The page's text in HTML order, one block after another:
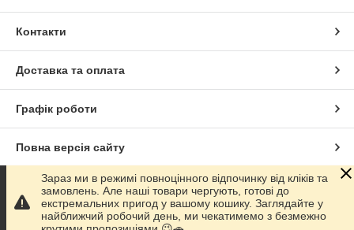
Наші досвідчені консультанти допоможуть підібрати вам
найкращі матеріали, а також всі необхідні аксесуари для
Контакти
Доставка та оплата
Графік роботи
Повна версія сайту
Сайт створено на маркетплейсіProm.ua
Політика конфіденційності
Зараз ми в режимі повноцінного відпочинку від кліків та
замовлень. Але наші товари чергують, готові до
екстремальних пригод у вашому кошику. Заглядайте у
найближчий робочий день, ми чекатимемо з безмежно